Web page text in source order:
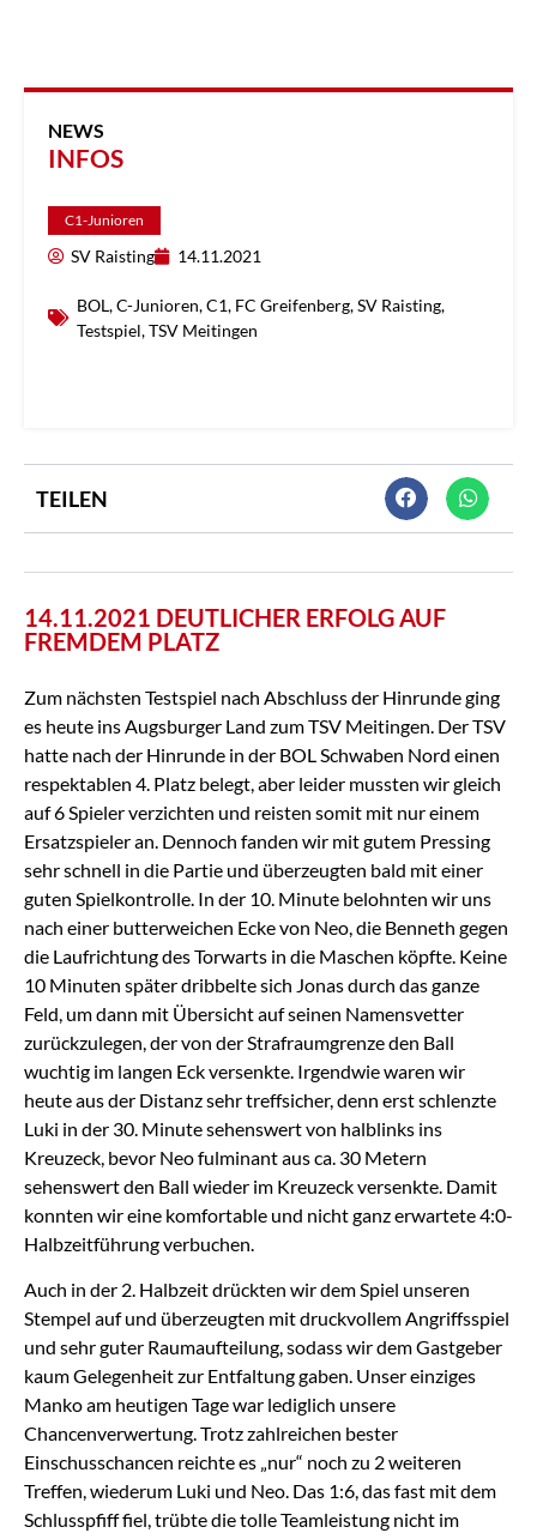
NEWS
INFOS
C1-Junioren
SV Raisting 14.11.2021
BOL,C-Junioren,C1, FC Greifenberg,SV Raisting,
Testspiel,TSV Meitingen
TEILEN
14.11.2021 DEUTLICHER ERFOLG AUF
FREMDEM PLATZ
Zum nächsten Testspiel nach Abschluss der Hinrunde ging
es heute ins Augsburger Land zum TSV Meitingen. Der TSV
hatte nach der Hinrunde in der BOL Schwaben Nord einen
respektablen 4. Platz belegt, aber leider mussten wir gleich
auf 6 Spieler verzichten und reisten somit mit nur einem
Ersatzspieler an. Dennoch fanden wir mit gutem Pressing
sehr schnell in die Partie und überzeugten bald mit einer
guten Spielkontrolle. In der 10. Minute belohnten wir uns
nach einer butterweichen Ecke von Neo, die Benneth gegen
die Laufrichtung des Torwarts in die Maschen köpfte. Keine
10 Minuten später dribbelte sich Jonas durch das ganze
Feld, um dann mit Übersicht auf seinen Namensvetter
zurückzulegen, der von der Strafraumgrenze den Ball
wuchtig im langen Eck versenkte. Irgendwie waren wir
heute aus der Distanz sehr treffsicher, denn erst schlenzte
Luki in der 30. Minute sehenswert von halblinks ins
Kreuzeck, bevor Neo fulminant aus ca. 30 Metern
sehenswert den Ball wieder im Kreuzeck versenkte. Damit
konnten wir eine komfortable und nicht ganz erwartete 4:0-
Halbzeitführung verbuchen.
Auch in der 2. Halbzeit drückten wir dem Spiel unseren
Stempel auf und überzeugten mit druckvollem Angriffsspiel
und sehr guter Raumaufteilung, sodass wir dem Gastgeber
kaum Gelegenheit zur Entfaltung gaben. Unser einziges
Manko am heutigen Tage war lediglich unsere
Chancenverwertung. Trotz zahlreichen bester
Einschusschancen reichte es „nur“ noch zu 2 weiteren
Treffen, wiederum Luki und Neo. Das 1:6, das fast mit dem
Schlusspfiff fiel, trübte die tolle Teamleistung nicht im